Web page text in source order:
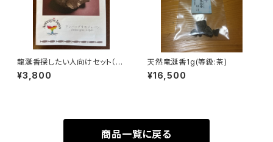
龍涎香探したい人向けセット（香
りサンプル・見分け方教材付き）
¥3,800
天然竜涎香1g(等級:茶)
¥16,500
商品一覧に戻る